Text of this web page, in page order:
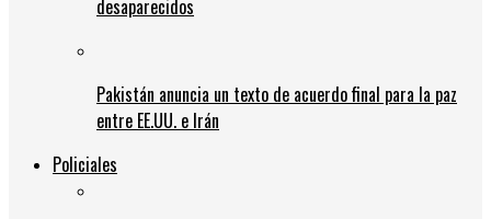
desaparecidos
Pakistán anuncia un texto de acuerdo final para la paz
entre EE.UU. e Irán
Policiales